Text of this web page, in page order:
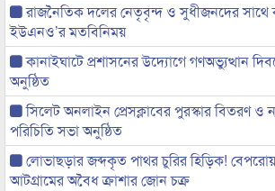
রাজনৈতিক দলের নেতৃবৃন্দ ও সুধীজনদের সাথে
ইউএনও’র মতবিনিময়
কানাইঘাটে প্রশাসনের উদ্যোগে গণঅভ্যুত্থান
অনুষ্ঠিত
সিলেট অনলাইন প্রেসক্লাবের পুরস্কার বিতরণ
পরিচিতি সভা অনুষ্ঠিত
লোভাছড়ার জব্দকৃত পাথর চুরির হিড়িক!
আটগ্রামের অবৈধ ক্রাশার জোন চক্র